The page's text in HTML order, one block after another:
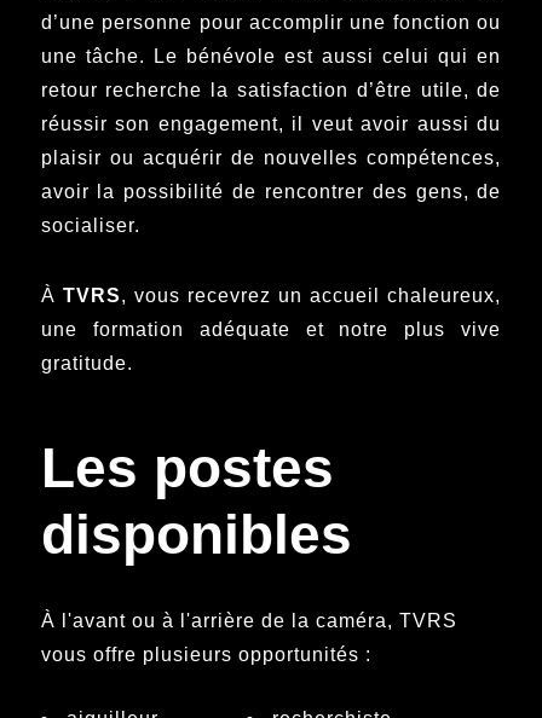
d’une personne pour accomplir une fonction ou
une tâche. Le bénévole est aussi celui qui en
retour recherche la satisfaction d’être utile, de
réussir son engagement, il veut avoir aussi du
plaisir ou acquérir de nouvelles compétences,
avoir la possibilité de rencontrer des gens, de
socialiser.
À TVRS, vous recevrez un accueil chaleureux,
une formation adéquate et notre plus vive
gratitude.
Les postes
disponibles
À l'avant ou à l'arrière de la caméra, TVRS
vous offre plusieurs opportunités :